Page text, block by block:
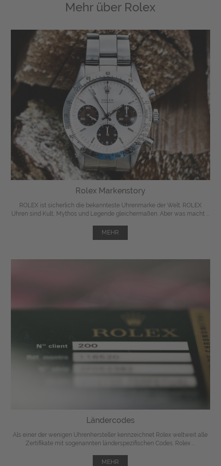
Mehr über Rolex
Rolex Markenstory
ROLEX ist sicherlich die bekannteste Uhrenmarke der Welt. ROLEX
Uhren sind Kult, Mythos und Legende gleichermaßen. Aber was macht ...
MEHR
Ländercodes
Als einer der wenigen Uhrenhersteller kennzeichnet Rolex weltweit alle
Zertifikate mit sogenannten länderspezifischen Codes. Rolex ...
MEHR